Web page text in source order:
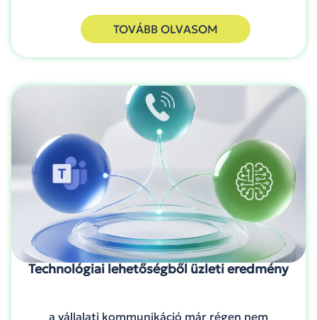
TOVÁBB OLVASOM
Technológiai lehetőségből üzleti eredmény
a vállalati kommunikáció már régen nem